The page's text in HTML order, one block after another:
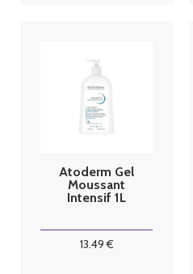
Atoderm Gel
Moussant
Intensif 1L
13.49€